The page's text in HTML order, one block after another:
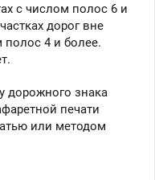
с числом полос 6 и
дорог вне
полос 4 и более.
дорожного знака
печати
или методом